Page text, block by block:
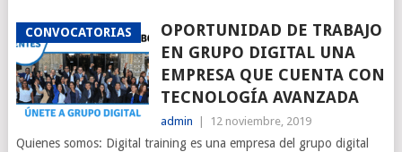
CONVOCATORIAS
OPORTUNIDAD DE TRABAJO
EN GRUPO DIGITAL UNA
EMPRESA QUE CUENTA CON
TECNOLOGÍA AVANZADA
admin 12 noviembre, 2019
Quienes somos: Digital training es una empresa del grupo digital